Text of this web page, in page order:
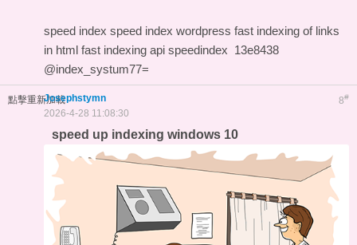
speed index speed index wordpress fast indexing of links
in html fast indexing api speedindex 13e8438
@index_systum77=
點擊重新加載 8#
Josephstymn
2026-4-28 11:08:30
speed up indexing windows 10